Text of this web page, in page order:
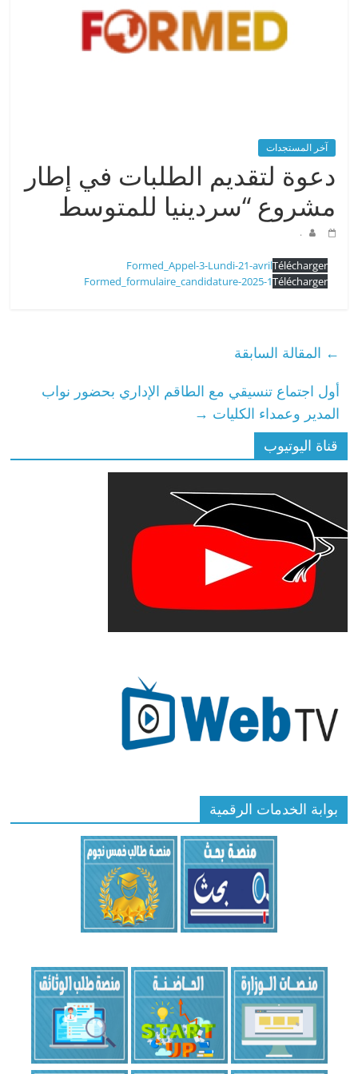
آخر المستجدات
دعوة لتقديم الطلبات في إطار
مشروع “سردينيا للمتوسط
.
Formed_Appel-3-Lundi-21-avrilTélécharger
Formed_formulaire_candidature-2025-1Télécharger
← المقالة السابقة
أول اجتماع تنسيقي مع الطاقم الإداري بحضور نواب
المدير وعمداء الكليات →
قناة اليوتيوب
بوابة الخدمات الرقمية